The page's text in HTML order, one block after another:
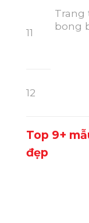
Trang
bong
11
12
Top 9+
đẹp